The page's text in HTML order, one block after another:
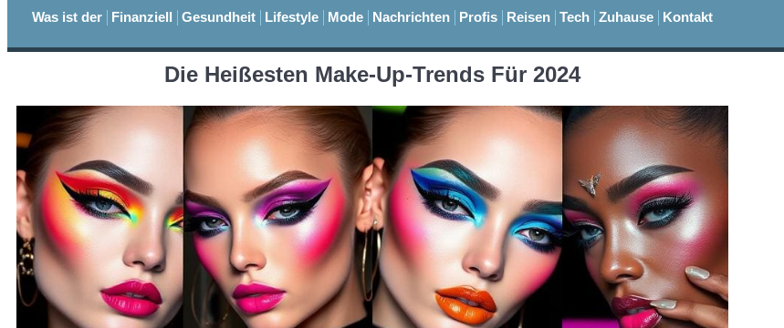
Was ist der Finanziell Gesundheit Lifestyle Mode Nachrichten Profis Reisen Tech Zuhause Kontakt
Die Heißesten Make-Up-Trends Für 2024